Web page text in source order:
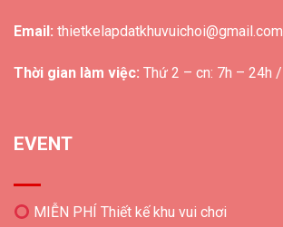
Email: thietkelapdatkhuvuichoi@gmail.com
Thời gian làm việc: Thứ 2 – cn: 7h – 24h /
EVENT
MIỄN PHÍ Thiết kế khu vui chơi